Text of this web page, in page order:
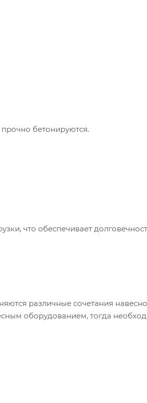
бетонируются.
что обеспечивает
различные сочетания
оборудованием, тогда